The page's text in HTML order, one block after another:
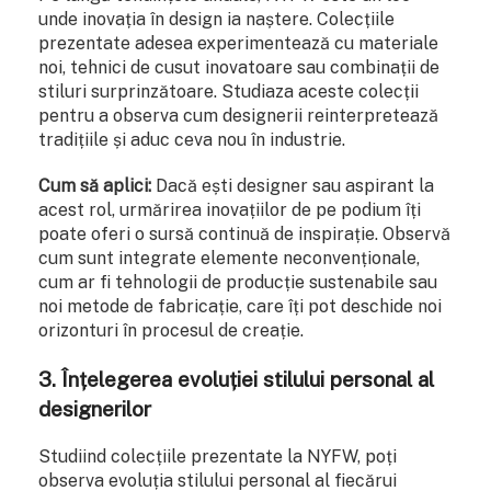
unde inovația în design ia naștere. Colecțiile
prezentate adesea experimentează cu materiale
noi, tehnici de cusut inovatoare sau combinații de
stiluri surprinzătoare. Studiaza aceste colecții
pentru a observa cum designerii reinterpretează
tradițiile și aduc ceva nou în industrie.
Cum să aplici: Dacă ești designer sau aspirant la
acest rol, urmărirea inovațiilor de pe podium îți
poate oferi o sursă continuă de inspirație. Observă
cum sunt integrate elemente neconvenționale,
cum ar fi tehnologii de producție sustenabile sau
noi metode de fabricație, care îți pot deschide noi
orizonturi în procesul de creație.
3. Înțelegerea evoluției stilului personal al
designerilor
Studiind colecțiile prezentate la NYFW, poți
observa evoluția stilului personal al fiecărui